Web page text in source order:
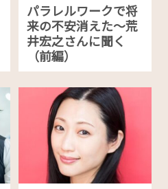
パラレルワークで将
来の不安消えた〜荒
井宏之さんに聞く
（前編）